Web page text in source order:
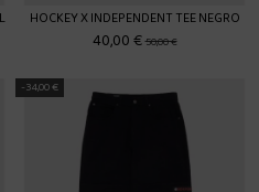
HOCKEY X INDEPENDENT TEE NEGRO
40,00 €50,00 €
-34,00 €